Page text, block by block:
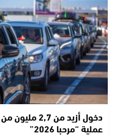
دخول أزيد من
عملية “مرحبا 2026”